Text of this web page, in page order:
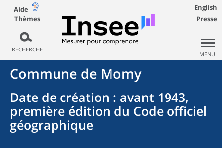
Aide
Thèmes
RECHERCHE
English
Presse
MENU
Commune de Momy
Date de création : avant 1943,
première édition du Code officiel
géographique